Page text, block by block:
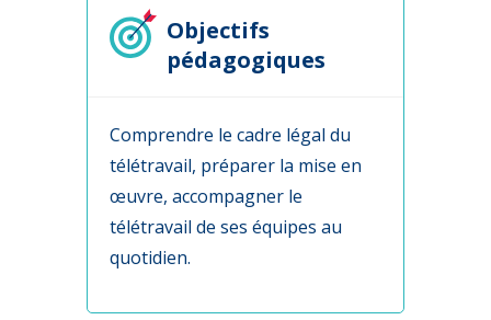
Objectifs
pédagogiques
Comprendre le cadre légal du
télétravail, préparer la mise en
œuvre, accompagner le
télétravail de ses équipes au
quotidien.